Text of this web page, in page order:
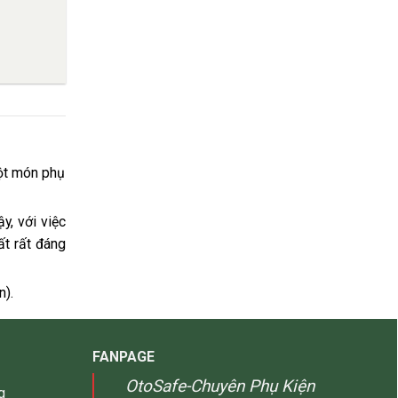
món phụ
với việc
rất đáng
FANPAGE
OtoSafe-Chuyên Phụ Kiện